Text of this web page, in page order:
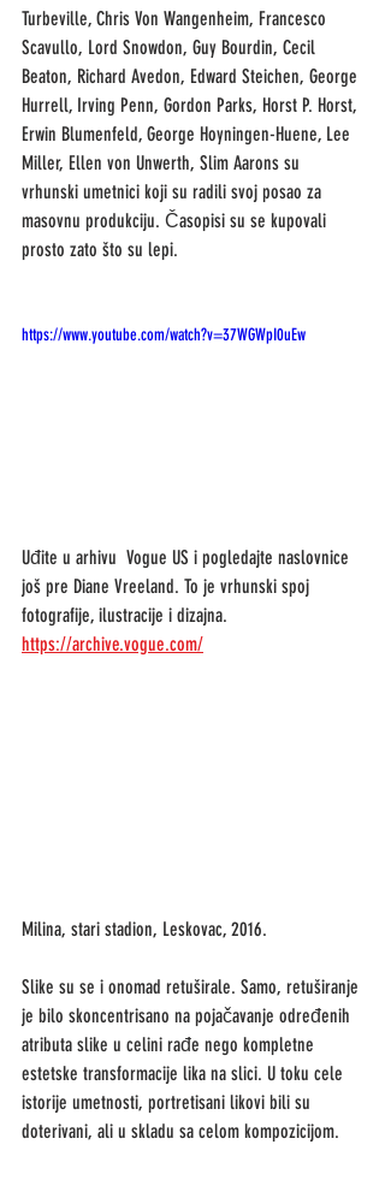
Turbeville, Chris Von Wangenheim, Francesco
Scavullo, Lord Snowdon, Guy Bourdin, Cecil
Beaton, Richard Avedon, Edward Steichen, George
Hurrell, Irving Penn, Gordon Parks, Horst P. Horst,
Erwin Blumenfeld, George Hoyningen-Huene, Lee
Miller, Ellen von Unwerth, Slim Aarons su
vrhunski umetnici koji su radili svoj posao za
masovnu produkciju. Časopisi su se kupovali
prosto zato što su lepi.
https://www.youtube.com/watch?v=37WGWpI0uEw
Uđite u arhivu  Vogue US i pogledajte naslovnice
još pre Diane Vreeland. To je vrhunski spoj
fotografije, ilustracije i dizajna.
https://archive.vogue.com/
Milina, stari stadion, Leskovac, 2016.
Slike su se i onomad retuširale. Samo, retuširanje
je bilo skoncentrisano na pojačavanje određenih
atributa slike u celini rađe nego kompletne
estetske transformacije lika na slici. U toku cele
istorije umetnosti, portretisani likovi bili su
doterivani, ali u skladu sa celom kompozicijom.